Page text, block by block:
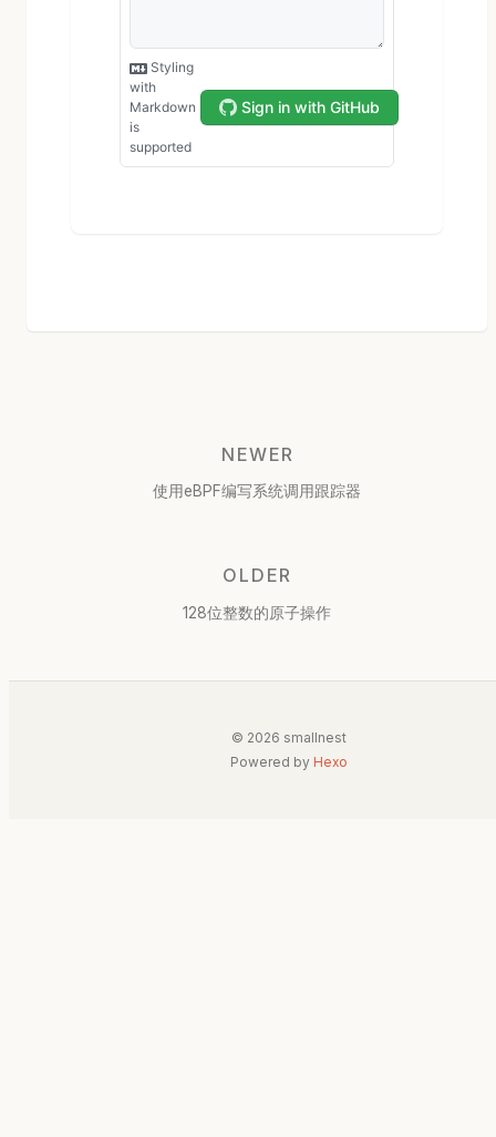
NEWER
使用eBPF编写系统调用跟踪器
OLDER
128位整数的原子操作
© 2026 smallnest
Powered by Hexo